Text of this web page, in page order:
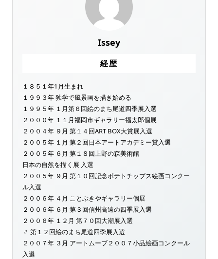
Issey
経歴
１８５１年1月生まれ
１９９３年 独学で風景画を描き始める
１９９５年 １月第６回絵のまち尾道四季展入選
２０００年 １１月福岡市ギャラリー福太郎個展
２００４年 ９月 第１４回ART BOX大賞展入選
２００５年 １月 第２回日本アートアカデミー賞入選
２００５年 ６月 第１８回上野の森美術館
日本の自然を描く展 入選
２００５年 ９月 第１０回記念ポテトチップス絵画コンクー
ル入選
２００６年 ４月 ことぶきやギャラリー個展
２００６年 ６月 第３回信州高遠の四季展入選
２００６年 １２月 第７０回大潮展入選
〃 第１２回絵のまち尾道四季展入選
２００７年 ３月 アートムーブ２００７小品絵画コンクール
入選